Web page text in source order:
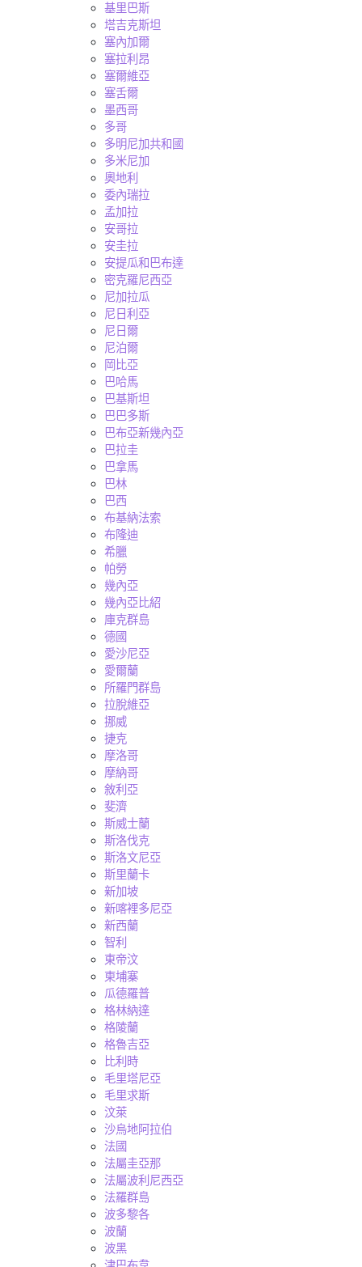
基里巴斯
塔吉克斯坦
塞內加爾
塞拉利昂
塞爾維亞
塞舌爾
墨西哥
多哥
多明尼加共和國
多米尼加
奧地利
委內瑞拉
孟加拉
安哥拉
安圭拉
安提瓜和巴布達
密克羅尼西亞
尼加拉瓜
尼日利亞
尼日爾
尼泊爾
岡比亞
巴哈馬
巴基斯坦
巴巴多斯
巴布亞新幾內亞
巴拉圭
巴拿馬
巴林
巴西
布基納法索
布隆迪
希臘
帕勞
幾內亞
幾內亞比紹
庫克群島
德國
愛沙尼亞
愛爾蘭
所羅門群島
拉脫維亞
挪威
捷克
摩洛哥
摩納哥
敘利亞
斐濟
斯威士蘭
斯洛伐克
斯洛文尼亞
斯里蘭卡
新加坡
新喀裡多尼亞
新西蘭
智利
東帝汶
柬埔寨
瓜德羅普
格林納達
格陵蘭
格魯吉亞
比利時
毛里塔尼亞
毛里求斯
汶萊
沙烏地阿拉伯
法國
法屬圭亞那
法屬波利尼西亞
法羅群島
波多黎各
波蘭
波黑